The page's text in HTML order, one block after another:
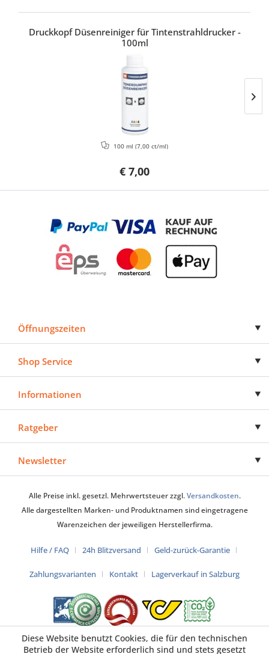
Druckkopf Düsenreiniger für Tintenstrahldrucker -
100ml
€ 7,00
100 ml (7,00 ct/ml)
Öffnungszeiten
Shop Service
Informationen
Ratgeber
Newsletter
Alle Preise inkl. gesetzl. Mehrwertsteuer zzgl.Versandkosten.
Alle dargestellten Marken- und Produktnamen sind eingetragene
Warenzeichen der jeweiligen Herstellerfirma.
Hilfe / FAQ 24h Blitzversand Geld-zurück-Garantie
Zahlungsvarianten Kontakt Lagerverkauf in Salzburg
Diese Website benutzt Cookies, die für den technischen
Betrieb der Website erforderlich sind und stets gesetzt